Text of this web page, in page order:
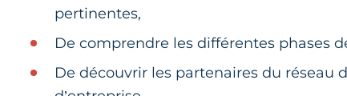
pertinentes,
De comprendre les différentes phases
De découvrir les partenaires du réseau